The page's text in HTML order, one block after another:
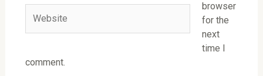
browser
for the
next
time I
comment.